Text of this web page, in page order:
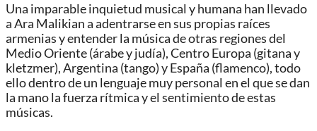
Una imparable inquietud musical y humana han llevado
a Ara Malikian a adentrarse en sus propias raíces
armenias y entender la música de otras regiones del
Medio Oriente (árabe y judía), Centro Europa (gitana y
kletzmer), Argentina (tango) y España (flamenco), todo
ello dentro de un lenguaje muy personal en el que se dan
la mano la fuerza rítmica y el sentimiento de estas
músicas.